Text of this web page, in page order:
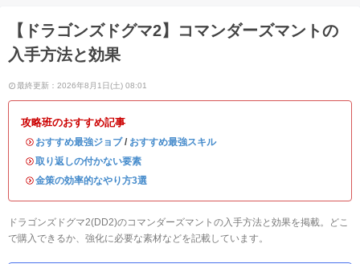
【ドラゴンズドグマ2】コマンダーズマントの
入手方法と効果
最終更新：2026年8月1日(土) 08:01
攻略班のおすすめ記事
・ おすすめ最強ジョブ/ おすすめ最強スキル
・取り返しの付かない要素
・金策の効率的なやり方3選
ドラゴンズドグマ2(DD2)のコマンダーズマントの入手方法と効果を掲載。どこ
で購入できるか、強化に必要な素材などを記載しています。